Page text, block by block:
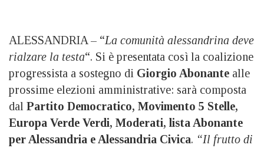
ALESSANDRIA – “La comunità alessandrina deve
rialzare la testa“. Si è presentata così la coalizione
progressista a sostegno di Giorgio Abonante alle
prossime elezioni amministrative: sarà composta
dal Partito Democratico, Movimento 5 Stelle,
Europa Verde Verdi, Moderati, lista Abonante
per Alessandria e Alessandria Civica. “Il frutto di